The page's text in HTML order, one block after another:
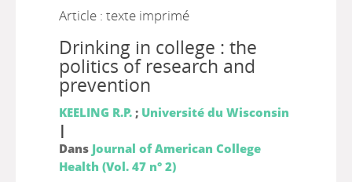
Article : texte imprimé
Drinking in college : the
politics of research and
prevention
KEELING R.P.; Université du Wisconsin
|
Dans Journal of American College
Health (Vol. 47 n° 2)